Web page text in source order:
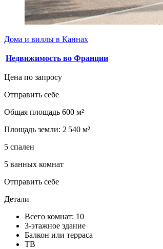
Дома и виллы в Каннах
Недвижимость во Франции
Цена по запросу
Отправить себе
Общая площадь 600 м²
Площадь земли: 2 540 м²
5 спален
5 ванных комнат
Отправить себе
Детали
Всего комнат: 10
3-этажное здание
Балкон или терраса
ТВ